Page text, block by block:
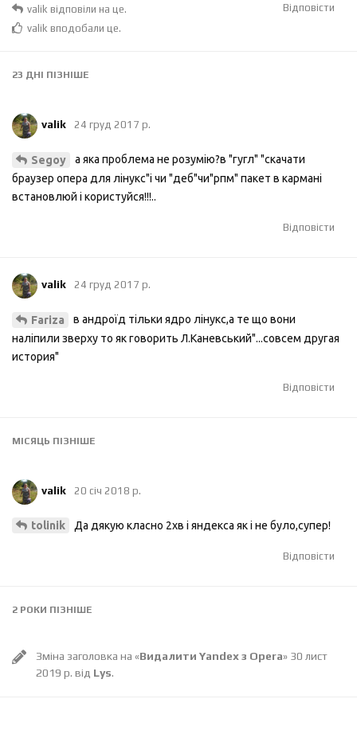
Відповісти
valik відповіли на це.
valik вподобали це.
23 ДНІ ПІЗНІШЕ
valik 24 груд 2017 р.
Segoy
а яка проблема не розумію?в "гугл" "скачати
браузер опера для лінукс"і чи "деб"чи"рпм" пакет в кармані
встановлюй і користуйся!!!..
Відповісти
valik 24 груд 2017 р.
Fariza
в андроїд тільки ядро лінукс,а те що вони
наліпили зверху то як говорить Л.Каневський"...совсем другая
история"
Відповісти
МІСЯЦЬ ПІЗНІШЕ
valik 20 січ 2018 р.
tolinik Да дякую класно 2хв і яндекса як і не було,супер!
Відповісти
2 РОКИ ПІЗНІШЕ
Зміна заголовка на «Видалити Yandex з Opera» 30 лист
2019 р. від Lys.